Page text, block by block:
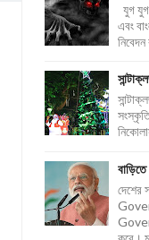
যুগ
এবং
দেশের